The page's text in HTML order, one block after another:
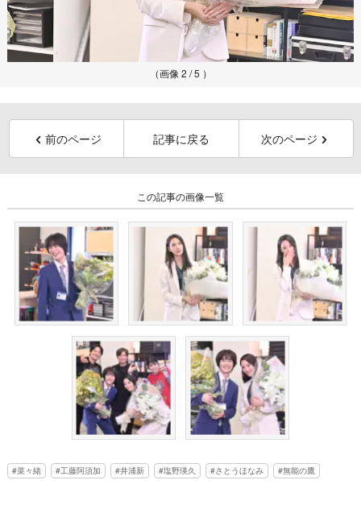
（画像 2 / 5 ）
前のページ 記事に戻る 次のページ
この記事の画像一覧
菜々緒 工藤阿須加 井浦新 塩野瑛久 さとうほなみ 無能の鷹